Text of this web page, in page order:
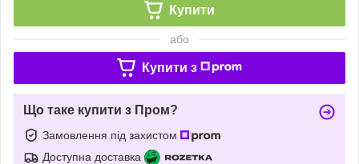
Купити
або
Купити з
Що таке купити з Пром?
Замовлення під захистом
Доступна доставка